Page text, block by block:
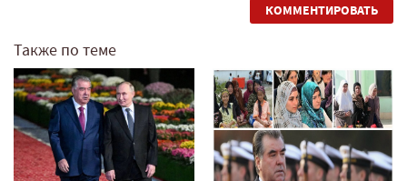
КОММЕНТИРОВАТЬ
Также по теме